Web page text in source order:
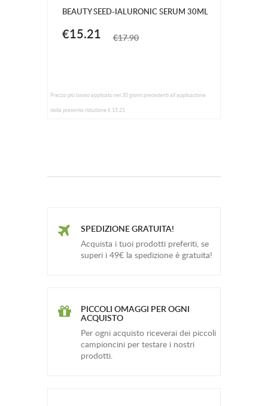
BEAUTY SEED-IALURONIC SERUM 30ML
€15.21 €17.90
Prezzo più basso applicato nei 30 giorni precedenti all'applicazione
della presente riduzione € 15.21
SPEDIZIONE GRATUITA!
Acquista i tuoi prodotti preferiti, se
superi i 49€ la spedizione è gratuita!
PICCOLI OMAGGI PER OGNI
ACQUISTO
Per ogni acquisto riceverai dei piccoli
campioncini per testare i nostri
prodotti.